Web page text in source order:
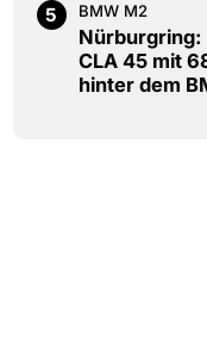
5 BMW M2
Nürburgring:
CLA 45 mit
hinter dem